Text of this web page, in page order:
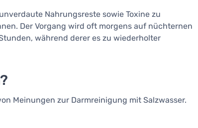
Nahrungsreste sowie Toxine zu
Der Vorgang wird oft morgens auf nüchternen
während derer es zu wiederholter
Meinungen zur Darmreinigung mit Salzwasser.